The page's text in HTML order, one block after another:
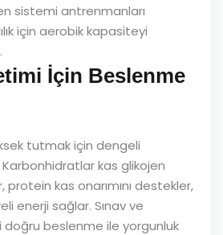
sistemi antrenmanları
için aerobik kapasiteyi
İçin Beslenme
tutmak için dengeli
kas glikojen
protein kas onarımını destekler,
enerji sağlar. Sınav ve
beslenme ile yorgunluk